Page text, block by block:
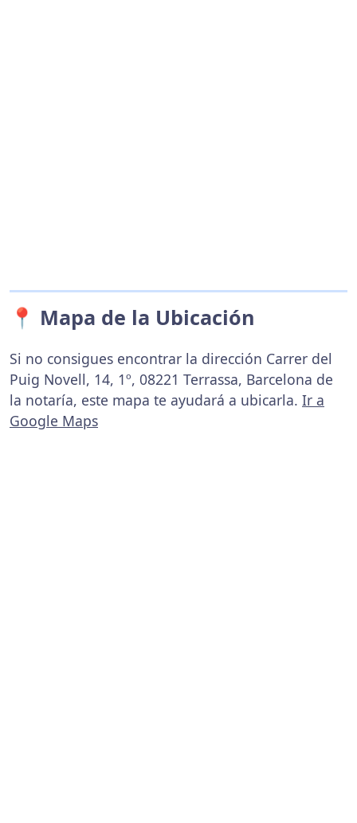
📍 Mapa de la Ubicación
Si no consigues encontrar la dirección Carrer del
Puig Novell, 14, 1º, 08221 Terrassa, Barcelona de
la notaría, este mapa te ayudará a ubicarla. Ir a
Google Maps